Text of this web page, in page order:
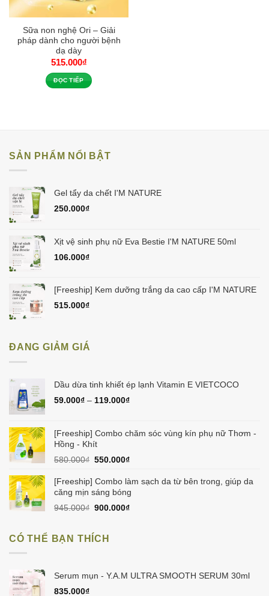
Sữa non nghệ Ori – Giải
pháp dành cho người bệnh
dạ dày
515.000₫
ĐỌC TIẾP
SẢN PHẨM NỔI BẬT
Gel tẩy da chết I'M NATURE
250.000₫
Xịt vệ sinh phụ nữ Eva Bestie I'M NATURE 50ml
106.000₫
[Freeship] Kem dưỡng trắng da cao cấp I'M NATURE
515.000₫
ĐANG GIẢM GIÁ
Dầu dừa tinh khiết ép lạnh Vitamin E VIETCOCO
59.000₫ – 119.000₫
[Freeship] Combo chăm sóc vùng kín phụ nữ Thơm -
Hồng - Khít
580.000₫ Giá
là:
580.000₫.
550.000₫Giá
tại
là:
[Freeship] Combo làm sạch da từ bên trong, giúp da
căng mịn sáng bóng
945.000₫ Giá
945.000₫.
900.000₫Giá
CÓ THỂ BẠN THÍCH
Serum mụn - Y.A.M ULTRA SMOOTH SERUM 30ml
835.000₫